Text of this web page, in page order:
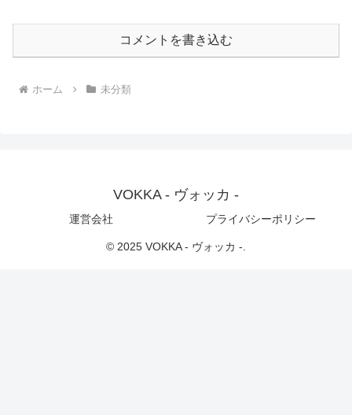
コメントを書き込む
ホーム 未分類
VOKKA - ヴォッカ -
運営会社 プライバシーポリシー
© 2025 VOKKA - ヴォッカ -.